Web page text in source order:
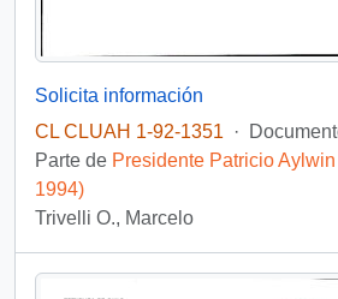
Solicita información
CL CLUAH 1-92-1351
·
Parte de Presidente Patricio
1994)
Trivelli O., Marcelo